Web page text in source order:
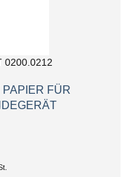
0200.0212
FÜR